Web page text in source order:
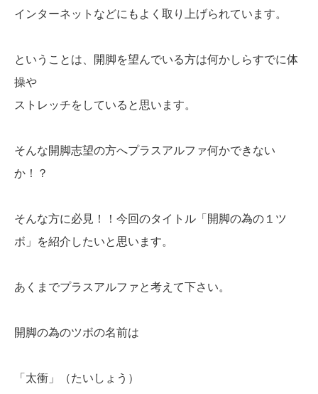
インターネットなどにもよく取り上げられています。
ということは、開脚を望んでいる方は何かしらすでに体
操や
ストレッチをしていると思います。
そんな開脚志望の方へプラスアルファ何かできない
か！？
そんな方に必見！！今回のタイトル「開脚の為の１ツ
ボ」を紹介したいと思います。
あくまでプラスアルファと考えて下さい。
開脚の為のツボの名前は
「太衝」（たいしょう）